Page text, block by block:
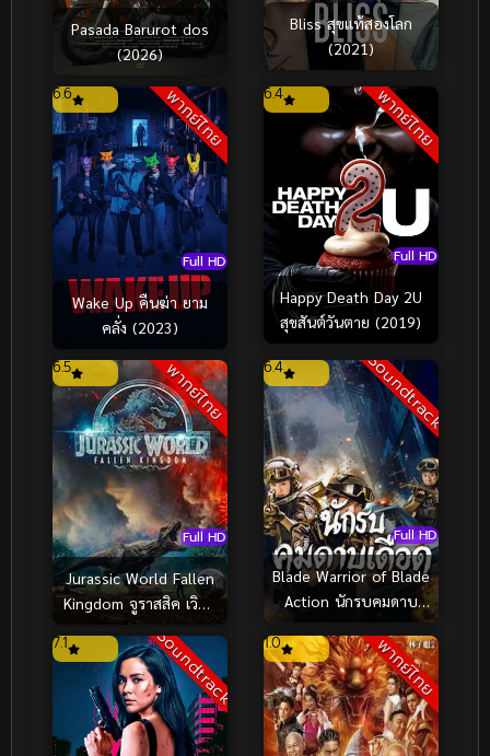
Pasada Barurot dos
(2026)
Bliss สุขแท้สองโลก
(2021)
พากย์ไทย
Full HD
6.6
Wake Up คืนฆ่า ยาม
คลั่ง (2023)
พากย์ไทย
Full HD
6.4
Happy Death Day 2U
สุขสันต์วันตาย (2019)
พากย์ไทย
Full HD
6.5
Jurassic World Fallen
Kingdom จูราสสิค เวิลด์
(2018)
Soundtrack
Full HD
6.4
Blade Warrior of Blade
Action นักรบคมดาบ
Soundtrack
7.1 พากย์ไทย
1.0